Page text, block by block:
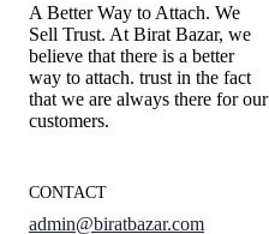
A Better Way to Attach. We
Sell Trust. At Birat Bazar, we
believe that there is a better
way to attach. trust in the fact
that we are always there for our
customers.
CONTACT
admin@biratbazar.com